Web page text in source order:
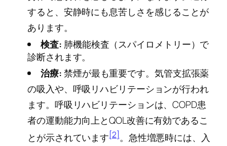
すると、安静時にも息苦しさを感じることが
あります。
検査: 肺機能検査（スパイロメトリー）で
診断されます。
治療:禁煙が最も重要です。気管支拡張薬
の吸入や、呼吸リハビリテーションが行われ
ます。呼吸リハビリテーションは、COPD患
者の運動能力向上とQOL改善に有効であるこ
とが示されています[2]。急性増悪時には、入